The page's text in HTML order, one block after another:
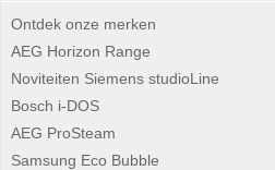
Ontdek onze merken
AEG Horizon Range
Noviteiten Siemens studioLine
Bosch i-DOS
AEG ProSteam
Samsung Eco Bubble